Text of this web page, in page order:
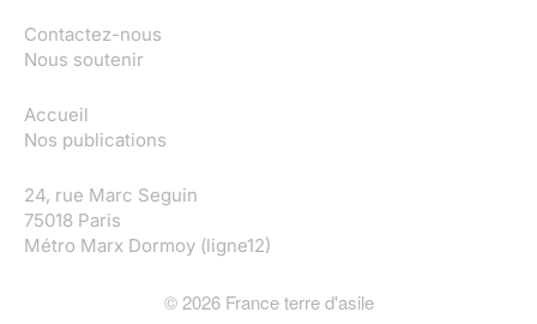
Contactez-nous
Nous soutenir
Accueil
Nos publications
24, rue Marc Seguin
75018 Paris
Métro Marx Dormoy (ligne12)
©2026France terre d'asile